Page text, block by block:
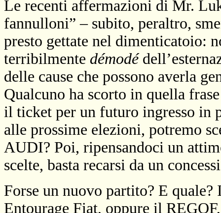
Le recenti affermazioni di Mr.
fannulloni” – subito, peraltro,
presto gettate nel dimenticatoio:
terribilmente démodé
delle cause che possono averla
Qualcuno ha scorto in quella
il ticket per un futuro ingresso in
alle prossime elezioni, potremo
AUDI? Poi, ripensandoci un
scelte, basta recarsi da un
Forse un nuovo partito? E
Entourage Fiat, oppure il